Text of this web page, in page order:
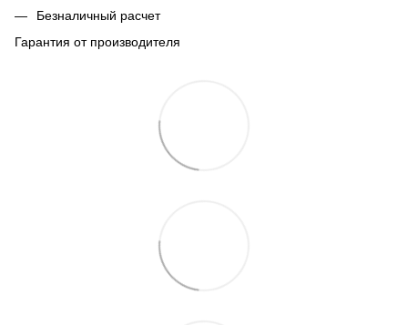
Безналичный расчет
Гарантия от производителя